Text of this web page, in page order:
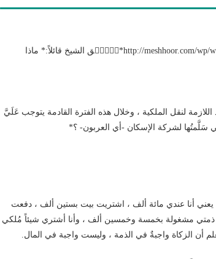
http://meshhoor.com/wp/wp-content/uploads/2017/04/AUD-20170423-WA0043.mp3*عٙلّٙق الشيخ قائلاً:* ماذا
لنقل الملكية ، وخلال هذه الفترة القادمة يتوجب عَلَيَّ
سَلَّمتُها لشركة الإسكان -أي العربون- ؟*
أنا عندي مائة ألف ، اشتريت بيت بستين ألف ، دفعت
مشغولة بخمسة وخمسين ألف ، وأنا أشتري شيئاً مُلكي
أن الزكاة واجبةٌ في الذمة ، وليست واجبة في المال.